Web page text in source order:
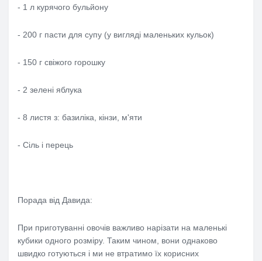
- 1 л курячого бульйону
- 200 г пасти для супу (у вигляді маленьких кульок)
- 150 г свіжого горошку
- 2 зелені яблука
- 8 листя з: базиліка, кінзи, м'яти
- Сіль і перець
Порада від Давида:
При приготуванні овочів важливо нарізати на маленькі
кубики одного розміру. Таким чином, вони однаково
швидко готуються і ми не втратимо їх корисних